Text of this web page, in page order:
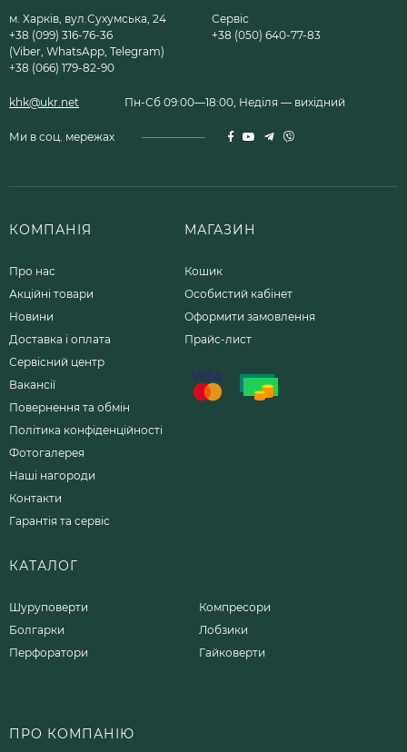
м. Харків, вул.Сухумська, 24
+38 (099) 316-76-36
(Viber, WhatsApp, Telegram)
+38 (066) 179-82-90
Сервіс
+38 (050) 640-77-83
khk@ukr.net Пн-Сб 09:00—18:00, Неділя — вихідний
Ми в соц. мережах
КОМПАНІЯ
Про нас
Акційні товари
Новини
Доставка і оплата
Сервісний центр
Вакансії
Повернення та обмін
Політика конфіденційності
Фотогалерея
Наші нагороди
Контакти
Гарантія та сервіс
МАГАЗИН
Кошик
Особистий кабінет
Оформити замовлення
Прайс-лист
КАТАЛОГ
Шуруповерти
Болгарки
Перфоратори
Компресори
Лобзики
Гайковерти
ПРО КОМПАНІЮ